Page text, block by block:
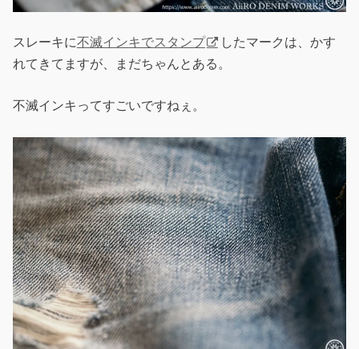
スレーキに不滅インキでスタンプ
したマークは、かす
れてきてますが、まだちゃんとある。
不滅インキってすごいですねぇ。